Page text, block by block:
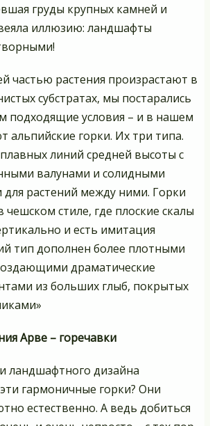
груды крупных камней и
иллюзию: ландшафты
частью растения произрастают в
субстратах, мы постарались
подходящие условия – и в нашем
альпийские горки. Их три типа.
линий средней высоты с
валунами и солидными
для растений между ними. Горки
чешском стиле, где плоские скалы
и есть имитация
тип дополнен более плотными
драматические
из больших глыб, покрытых
Арве – горечавки
ландшафтного дизайна
гармоничные горки? Они
естественно. А ведь добиться